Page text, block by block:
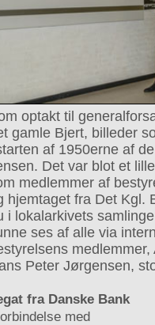
optakt til
gamle Bjert, billeder
af 1950erne af
Det var blot et
medlemmer af
hjemtaget fra Det Kgl.
i lokalarkivets
ses af alle via
Peter Jørgensen,
fra Danske Bank
med